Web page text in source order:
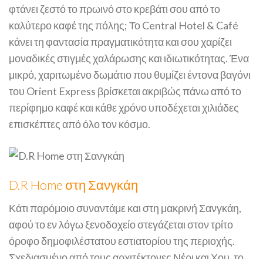
φτάνει ζεστό το πρωινό στο κρεβάτι σου από το
καλύτερο καφέ της πόλης; Το Central Hotel & Café
κάνει τη φαντασία πραγματικότητα και σου χαρίζει
μοναδικές στιγμές χαλάρωσης και ιδιωτικότητας. Ένα
μικρό, χαριτωμένο δωμάτιο που θυμίζει έντονα βαγόνι
του Orient Express βρίσκεται ακριβώς πάνω από το
περίφημο καφέ και κάθε χρόνο υποδέχεται χιλιάδες
επισκέπτες από όλο τον κόσμο.
D.R Home στη Σανγκάη
Κάτι παρόμοιο συναντάμε και στη μακρινή Σανγκάη,
αφού το εν λόγω ξενοδοχείο στεγάζεται στον τρίτο
όροφο δημοφιλέστατου εστιατορίου της περιοχής.